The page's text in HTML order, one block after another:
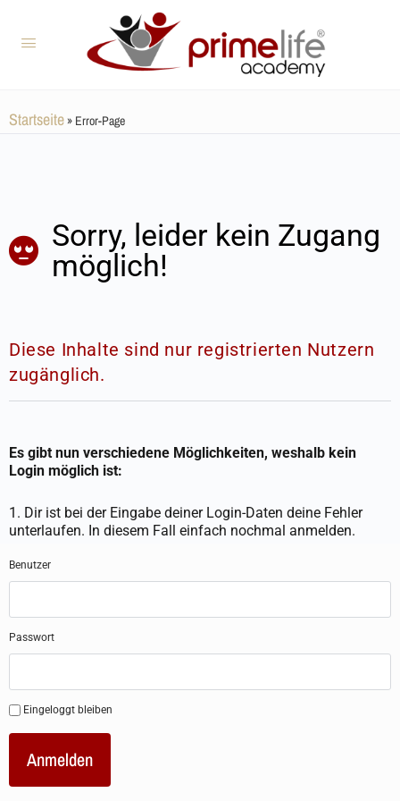
Startseite» Error-Page
Sorry, leider kein Zugang
möglich!
Diese Inhalte sind nur registrierten Nutzern
zugänglich.
Es gibt nun verschiedene Möglichkeiten, weshalb kein
Login möglich ist:
1. Dir ist bei der Eingabe deiner Login-Daten deine Fehler
unterlaufen. In diesem Fall einfach nochmal anmelden.
Benutzer
Passwort
Eingeloggt bleiben
Anmelden